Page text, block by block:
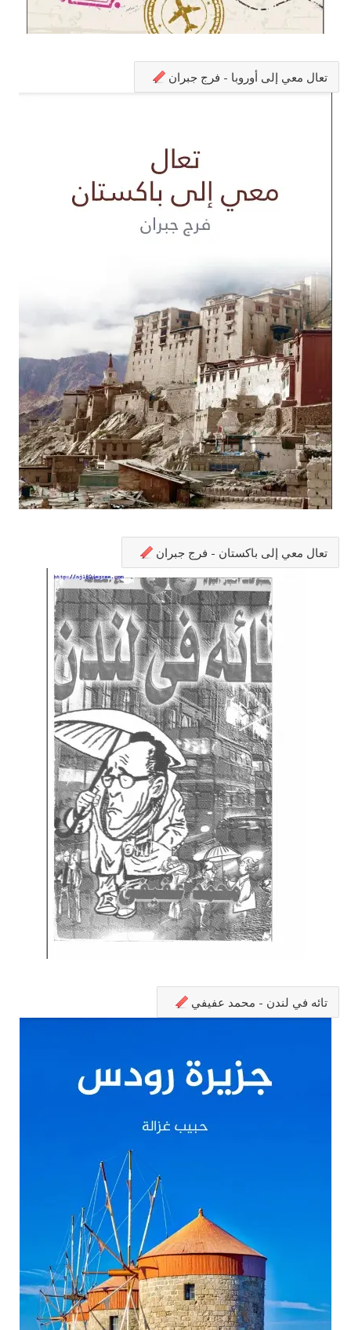
تعال معي إلى أوروبا - فرج جبران
تعال معي إلى باكستان - فرج جبران
تائه في لندن - محمد عفيفي